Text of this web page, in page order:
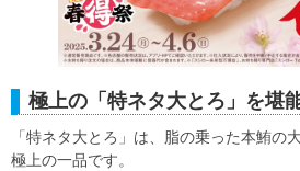
極上の「特ネタ大とろ」を堪
「特ネタ大とろ」は、脂の乗った本鮪の
極上の一品です。